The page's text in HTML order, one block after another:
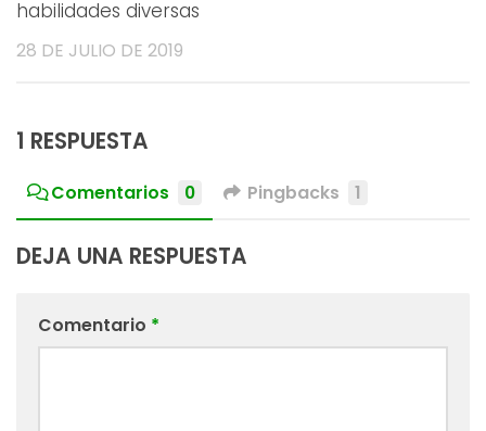
habilidades diversas
28 DE JULIO DE 2019
1 RESPUESTA
Comentarios 0 Pingbacks 1
DEJA UNA RESPUESTA
Comentario *